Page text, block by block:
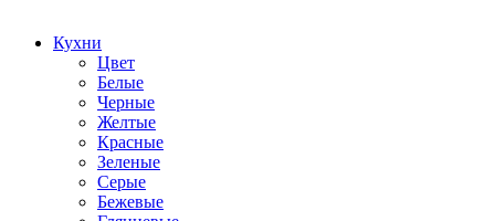
Кухни
Цвет
Белые
Черные
Желтые
Красные
Зеленые
Серые
Бежевые